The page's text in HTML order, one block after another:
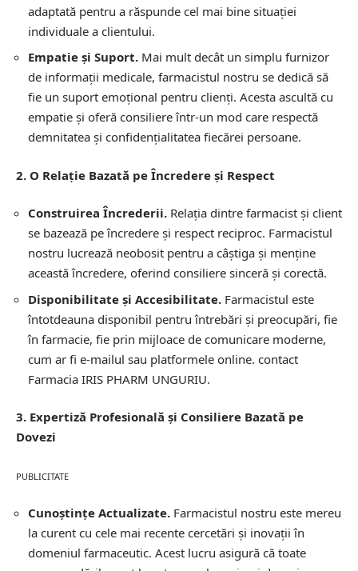
adaptată pentru a răspunde cel mai bine situației
individuale a clientului.
Empatie și Suport. Mai mult decât un simplu furnizor
de informații medicale, farmacistul nostru se dedică să
fie un suport emoțional pentru clienți. Acesta ascultă cu
empatie și oferă consiliere într-un mod care respectă
demnitatea și confidențialitatea fiecărei persoane.
2. O Relație Bazată pe Încredere și Respect
Construirea Încrederii. Relația dintre farmacist și client
se bazează pe încredere și respect reciproc. Farmacistul
nostru lucrează neobosit pentru a câștiga și menține
această încredere, oferind consiliere sinceră și corectă.
Disponibilitate și Accesibilitate. Farmacistul este
întotdeauna disponibil pentru întrebări și preocupări, fie
în farmacie, fie prin mijloace de comunicare moderne,
cum ar fi e-mailul sau platformele online. contact
Farmacia IRIS PHARM UNGURIU.
3. Expertiză Profesională și Consiliere Bazată pe
Dovezi
PUBLICITATE
Cunoștințe Actualizate. Farmacistul nostru este mereu
la curent cu cele mai recente cercetări și inovații în
domeniul farmaceutic. Acest lucru asigură că toate